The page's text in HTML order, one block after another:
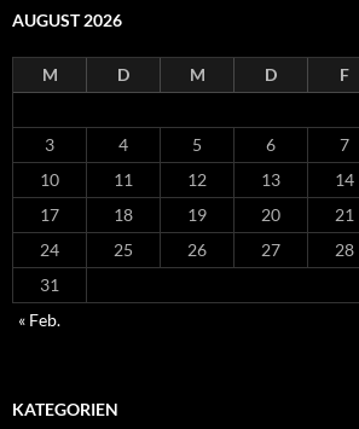
AUGUST 2026
M D M D F
3
4 5 6 7
10
11 12 13 14
17
18 19 20 21
24
25 26 27 28
31
« Feb.
KATEGORIEN